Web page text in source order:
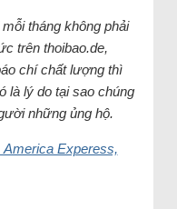
tháng không phải
trên thoibao.de,
chí chất lượng thì
là lý do tại sao chúng
những ủng hộ.
Experess,